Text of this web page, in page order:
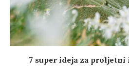
7 super ideja za